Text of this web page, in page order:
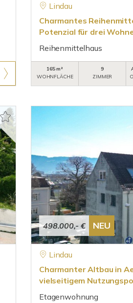
Lindau
Charmantes
Potenzial für drei
Reihenmittelhaus
165 m²
WOHNFLÄCHE
9
ZIMMER
498.000,- € NEU
Lindau
Charmanter Altbau in
vielseitigem
Etagenwohnung